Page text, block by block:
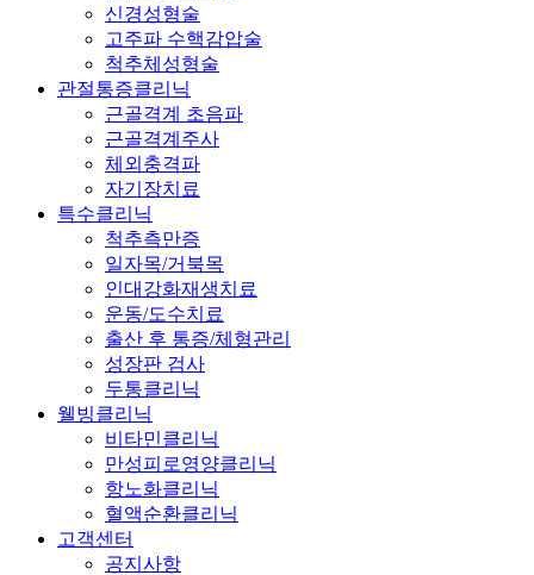
신경성형술
고주파 수핵감압술
척추체성형술
관절통증클리닉
근골격계 초음파
근골격계주사
체외충격파
자기장치료
특수클리닉
척추측만증
일자목/거북목
인대강화재생치료
운동/도수치료
출산 후 통증/체형관리
성장판 검사
두통클리닉
웰빙클리닉
비타민클리닉
만성피로영양클리닉
항노화클리닉
혈액순환클리닉
고객센터
공지사항